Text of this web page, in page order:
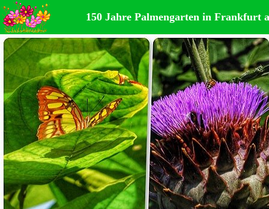
150 Jahre Palmengarten in Frankfurt